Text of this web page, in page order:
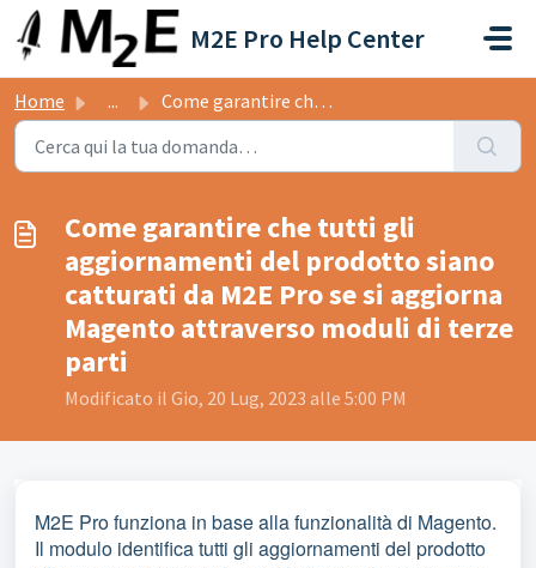
Salta al contenuto principale
M2E Pro Help Center
Home ... Come garantire che tutti gli aggiornamenti del prodotto s...
Come garantire che tutti gli
aggiornamenti del prodotto siano
catturati da M2E Pro se si aggiorna
Magento attraverso moduli di terze
parti
Modificato il Gio, 20 Lug, 2023 alle 5:00 PM
M2E Pro funziona in base alla funzionalità di Magento.
Il modulo identifica tutti gli aggiornamenti del prodotto